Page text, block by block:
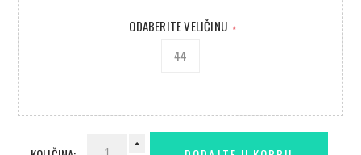
ODABERITE VELIČINU *
44